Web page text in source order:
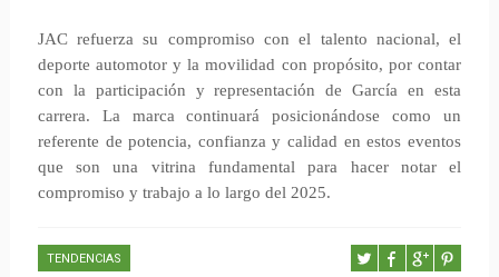
JAC refuerza su compromiso con el talento nacional, el
deporte automotor y la movilidad con propósito, por contar
con la participación y representación de García en esta
carrera. La marca continuará posicionándose como un
referente de potencia, confianza y calidad en estos eventos
que son una vitrina fundamental para hacer notar el
compromiso y trabajo a lo largo del 2025.
TENDENCIAS